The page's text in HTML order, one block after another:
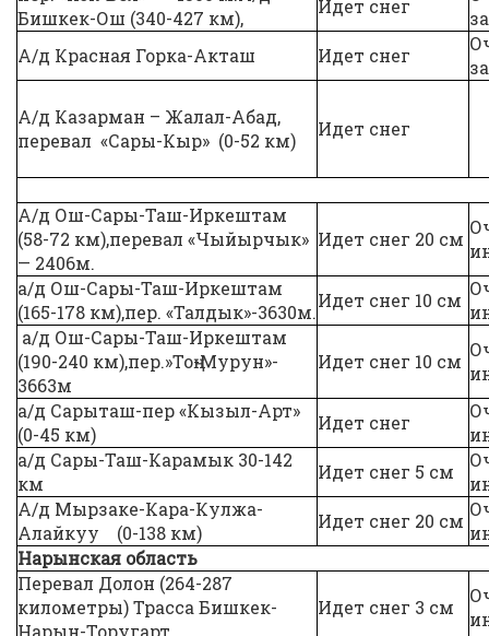
Бишкек-Ош (340-427 км),
Идет снег
А/д Красная Горка-Акташ
Идет снег
А/д Казарман – Жалал-Абад,
перевал «Сары-Кыр» (0-52 км)
Идет снег
А/д Ош-Сары-Таш-Иркештам
(58-72 км),перевал «Чыйырчык»
— 2406м.
Идет снег 20 см
а/д Ош-Сары-Таш-Иркештам
(165-178 км),пер. «Талдык»-3630м.
Идет снег 10 см
а/д Ош-Сары-Таш-Иркештам
(190-240 км),пер.»Тоң-Мурун»-
3663м
Идет снег 10 см
а/д Сарыташ-пер «Кызыл-Арт»
(0-45 км)
Идет снег
а/д Сары-Таш-Карамык 30-142
км
Идет снег 5 см
А/д Мырзаке-Кара-Кулжа-
Алайкуу (0-138 км)
Идет снег 20 см
Нарынская область
Перевал Долон (264-287
километры) Трасса Бишкек-
Нарын-Торугарт.
Идет снег 3 см